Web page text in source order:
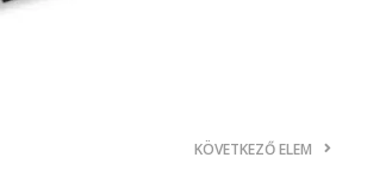
KÖVETKEZŐ ELEM